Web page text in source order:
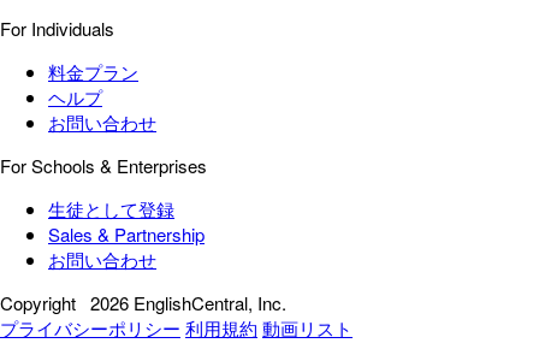
For Individuals
料金プラン
ヘルプ
お問い合わせ
For Schools & Enterprises
生徒として登録
Sales & Partnership
お問い合わせ
Copyright 2026 EnglishCentral, Inc.
プライバシーポリシー 利用規約 動画リスト